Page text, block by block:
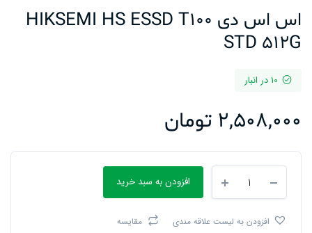
اس اس دی HIKSEMI HS ESSD T100
STD 512G
10 در انبار
2,508,000 تومان
دی
HS
افزودن به سبد خرید
افزودن به لیست علاقه مندی مقایسه